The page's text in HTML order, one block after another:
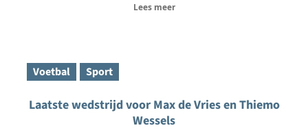
Lees meer
Voetbal Sport
Laatste wedstrijd voor Max de Vries en Thiemo
Wessels